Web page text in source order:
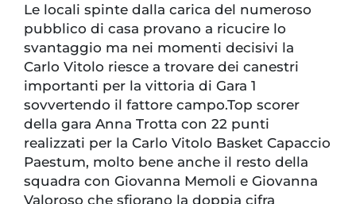
Le locali spinte dalla carica del numeroso
pubblico di casa provano a ricucire lo
svantaggio ma nei momenti decisivi la
Carlo Vitolo riesce a trovare dei canestri
importanti per la vittoria di Gara 1
sovvertendo il fattore campo.Top scorer
della gara Anna Trotta con 22 punti
realizzati per la Carlo Vitolo Basket Capaccio
Paestum, molto bene anche il resto della
squadra con Giovanna Memoli e Giovanna
Valoroso che sfiorano la doppia cifra